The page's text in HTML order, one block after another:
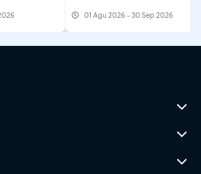
01 Agu 2026 - 30 Sep 2026